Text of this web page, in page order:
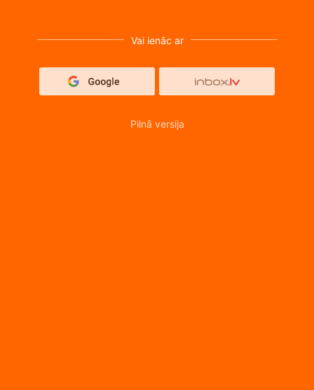
Vai ienāc ar
Pilnā versija